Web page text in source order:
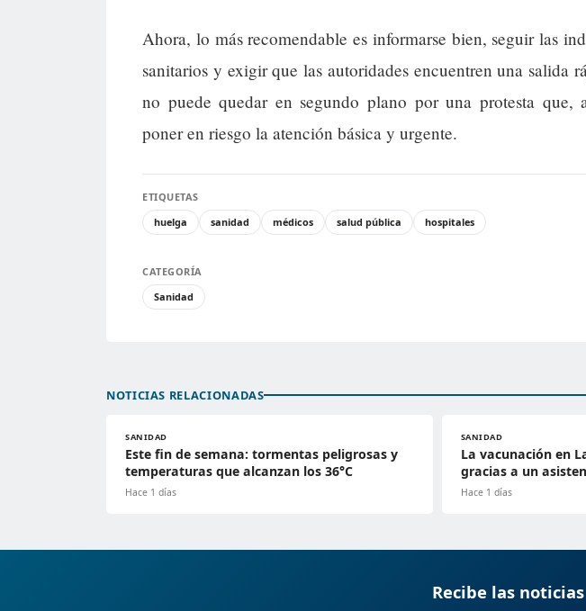
Ahora, lo más recomendable es informarse bien, seguir las
sanitarios y exigir que las autoridades encuentren una salida
no puede quedar en segundo plano por una protesta que,
poner en riesgo la atención básica y urgente.
ETIQUETAS
huelga
sanidad médicos salud pública hospitales
CATEGORÍA
Sanidad
NOTICIAS RELACIONADAS
SANIDAD
Este fin de semana: tormentas peligrosas y
temperaturas que alcanzan los 36°C
Hace 1 días
SANIDAD
La vacunación en
gracias a un
Hace 1 días
Recibe las